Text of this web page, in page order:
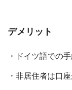
デメリット
・ドイツ語での
・非居住者は口